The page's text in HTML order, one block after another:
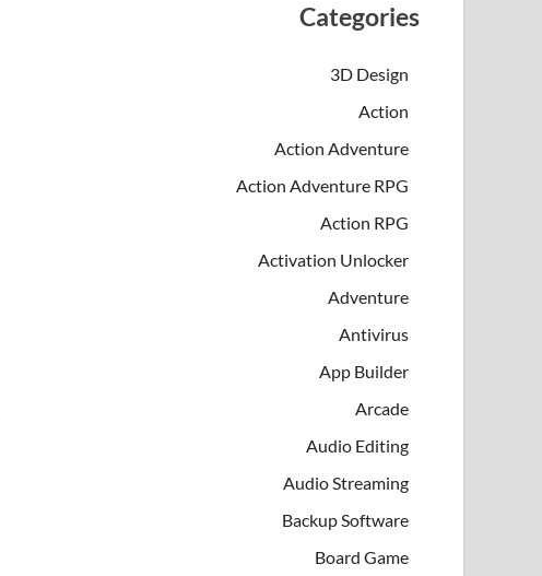
Categories
3D Design
Action
Action Adventure
Action Adventure RPG
Action RPG
Activation Unlocker
Adventure
Antivirus
App Builder
Arcade
Audio Editing
Audio Streaming
Backup Software
Board Game